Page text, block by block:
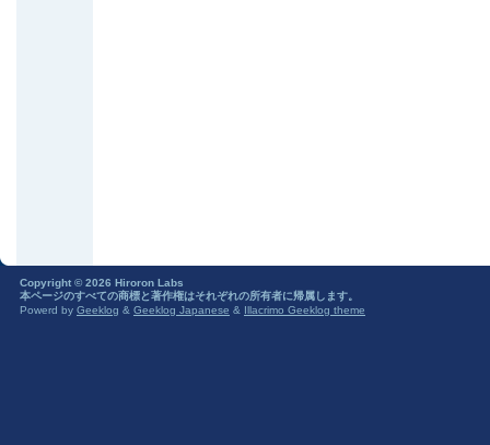
Copyright © 2026 Hiroron Labs
本ページのすべての商標と著作権はそれぞれの所有者に帰属します。
Powerd by Geeklog & Geeklog Japanese & Illacrimo Geeklog theme